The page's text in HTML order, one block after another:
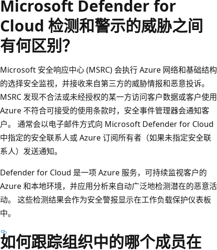
Microsoft Defender for
Cloud 检测和警示的威胁之间
有何区别？
Microsoft 安全响应中心 (MSRC) 会执行 Azure 网络和基础结构
的选择安全监视，并接收来自第三方的威胁情报和恶意投诉。
MSRC 发现不合法或未经授权的某一方访问客户数据或客户使用
Azure 不符合可接受的使用条款时，安全事件管理器会通知客
户。 通常会以电子邮件方式向 Microsoft Defender for Cloud
中指定的安全联系人或 Azure 订阅所有者（如果未指定安全联
系人）发送通知。
Defender for Cloud 是一项 Azure 服务，可持续监视客户的
Azure 和本地环境，并应用分析来自动广泛地检测潜在的恶意活
动。 这些检测结果会作为安全警报显示在工作负载保护仪表板
中。
如何跟踪组织中的哪个成员在